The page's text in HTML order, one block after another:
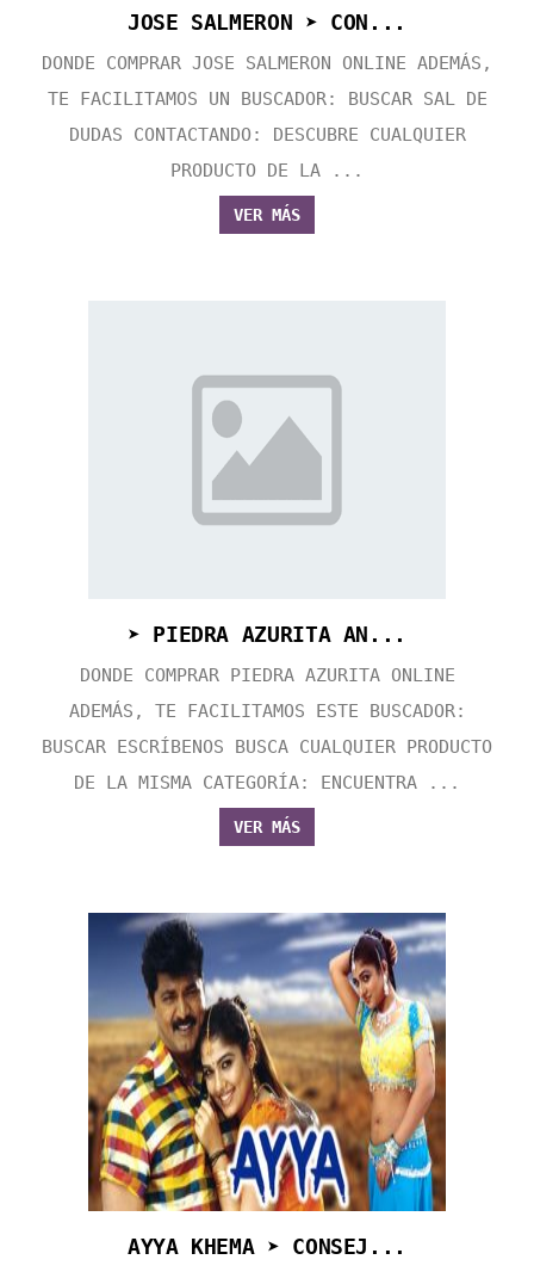
JOSE SALMERON ➤ CON...
DONDE COMPRAR JOSE SALMERON ONLINE ADEMÁS,
TE FACILITAMOS UN BUSCADOR: BUSCAR SAL DE
DUDAS CONTACTANDO: DESCUBRE CUALQUIER
PRODUCTO DE LA ...
VER MÁS
➤ PIEDRA AZURITA AN...
DONDE COMPRAR PIEDRA AZURITA ONLINE
ADEMÁS, TE FACILITAMOS ESTE BUSCADOR:
BUSCAR ESCRÍBENOS BUSCA CUALQUIER PRODUCTO
DE LA MISMA CATEGORÍA: ENCUENTRA ...
VER MÁS
AYYA KHEMA ➤ CONSEJ...